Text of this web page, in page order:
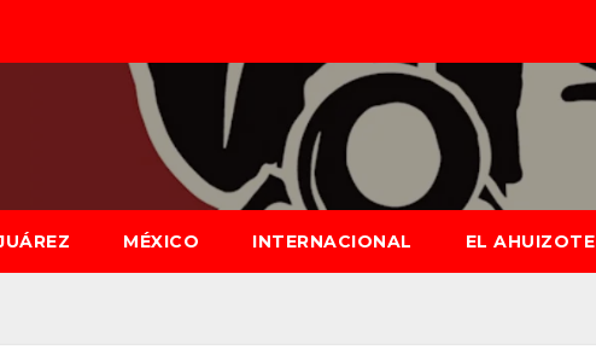
MÉXICO INTERNACIONAL EL AHUIZOTE